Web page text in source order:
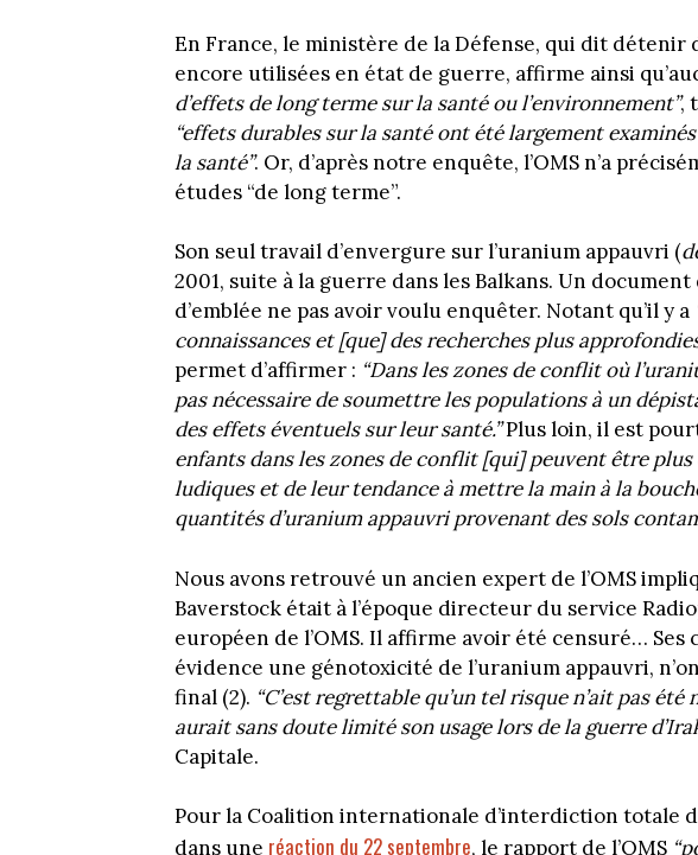
En France, le ministère de la Défense, qui dit détenir
encore utilisées en état de guerre, affirme ainsi
d’effets de long terme sur la santé oul’environnement”,
“effets durables sur la santé ont été largement
la santé”. Or, d’après notre enquête, l’OMS n’a
études “de long terme”.
Son seul travail d’envergure sur l’uranium appauvri (
2001, suite à la guerre dans les Balkans. Un document
d’emblée ne pas avoir voulu enquêter. Notant qu’il y a
connaissances et [que] des recherches plus
permet d’affirmer : “Dans les zones de conflit où
pas nécessaire de soumettre les populations à un
des effets éventuels sur leur santé.”Plus loin, il est
enfants dans les zones de conflit [qui] peuvent être
ludiques et de leur tendance à mettre la main à la
quantités d’uranium appauvri provenant des sols
Nous avons retrouvé un ancien expert de l’OMS
Baverstock était à l’époque directeur du service
européen de l’OMS. Il affirme avoir été censuré…
évidence une génotoxicité de l’uranium appauvri,
final (2). “C’est regrettable qu’un tel risque n’ait pas
aurait sans doute limité son usage lors de la guerre
Capitale.
Pour la Coalition internationale d’interdiction totale
dans une réaction du 22 septembre, le rapport de l’OMS